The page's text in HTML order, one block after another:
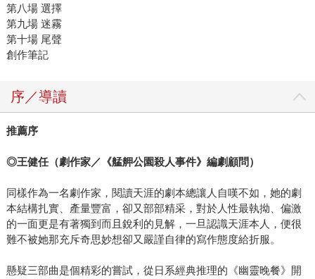
第八場 選擇
第九場 迷霧
第十場 尾聲
創作筆記
序／導讀
推薦序
◎王健任（劇作家／《艋舺公園殺人事件》編劇顧問）
同樣作為一名劇作家，閱讀天涯的劇本總讓人自嘆不如，她的劇
本結構扎實、產量豐富，卻又部部精采，對於人性最執拗、偏激
的一面更是有著獨到而且銳利的見解，一旦認識天涯本人，便很
難不被她那充斥奇思妙想卻又嚴謹自律的寫作態度給折服。
懸疑三部曲是個精彩的嘗試，從日系經典推理的《幽靈晚餐》開